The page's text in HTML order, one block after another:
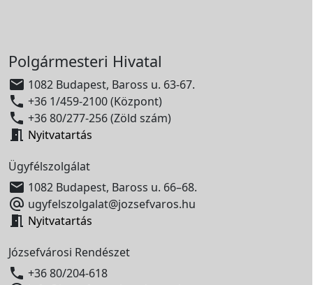
Polgármesteri Hivatal
 1082 Budapest, Baross u. 63-67.
 +36 1/459-2100 (Központ)
 +36 80/277-256 (Zöld szám)
 Nyitvatartás
Ügyfélszolgálat
 1082 Budapest, Baross u. 66–68.
 ugyfelszolgalat@jozsefvaros.hu
 Nyitvatartás
Józsefvárosi Rendészet
 +36 80/204-618